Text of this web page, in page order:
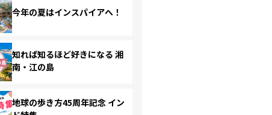
今年の夏はインスパイアへ！
知れば知るほど好きになる 湘
南・江の島
地球の歩き方45周年記念 イン